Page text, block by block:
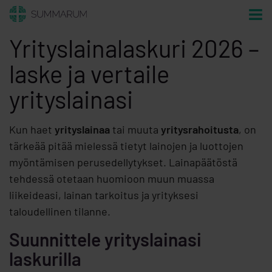
Yrityslainalaskuri 2026 –
laske ja vertaile
yrityslainasi
Kun haet yrityslainaa tai muuta yritysrahoitusta, on
tärkeää pitää mielessä tietyt lainojen ja luottojen
myöntämisen perusedellytykset. Lainapäätöstä
tehdessä otetaan huomioon muun muassa
liikeideasi, lainan tarkoitus ja yrityksesi
taloudellinen tilanne.
Suunnittele yrityslainasi
laskurilla